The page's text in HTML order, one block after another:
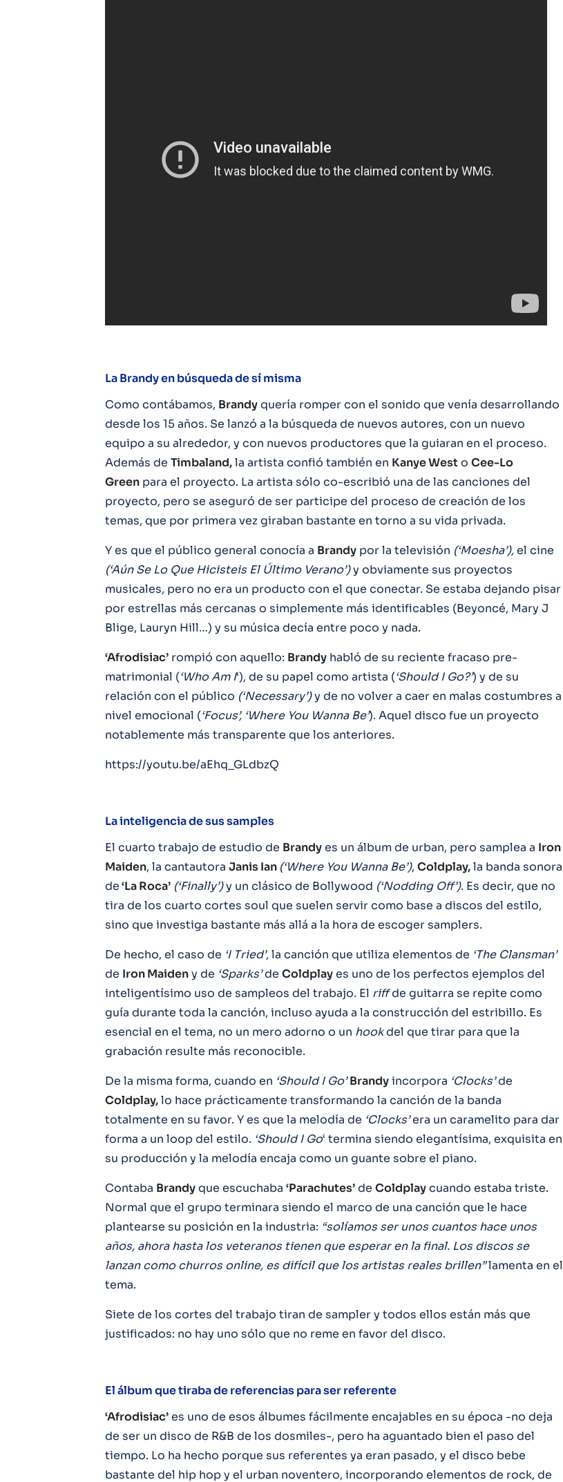
La Brandy en búsqueda de sí misma
Como contábamos, Brandyquería romper con el sonido que venía desarrollando
desde los 15 años. Se lanzó a la búsqueda de nuevos autores, con un nuevo
equipo a su alrededor, y con nuevos productores que la guiaran en el proceso.
Además de Timbaland,la artista confió también en Kanye Westo Cee-Lo
Green para el proyecto. La artista sólo co-escribió una de las canciones del
proyecto, pero se aseguró de ser participe del proceso de creación de los
temas, que por primera vez giraban bastante en torno a su vida privada.
Y es que el público general conocía a Brandy por la televisión (‘Moesha’),el cine
(‘Aún Se Lo Que Hicisteis El Último Verano’)y obviamente sus proyectos
musicales, pero no era un producto con el que conectar. Se estaba dejando pisar
por estrellas más cercanas o simplemente más identificables (Beyoncé, Mary J
Blige, Lauryn Hill…) y su música decía entre poco y nada.
‘Afrodisiac’ rompió con aquello: Brandy habló de su reciente fracaso pre-
matrimonial (‘Who Am I‘), de su papel como artista (‘Should I Go?’) y de su
relación con el público (‘Necessary’)y de no volver a caer en malas costumbres a
nivel emocional (‘Focus’, ‘Where You Wanna Be’). Aquel disco fue un proyecto
notablemente más transparente que los anteriores.
https://youtu.be/aEhq_GLdbzQ
La inteligencia de sus samples
El cuarto trabajo de estudio de Brandyes un álbum de urban, pero samplea a Iron
Maiden, la cantautora Janis Ian (‘Where You Wanna Be’), Coldplay,la banda sonora
de‘La Roca’ (‘Finally’)y un clásico de Bollywood (‘Nodding Off’). Es decir, que no
tira de los cuarto cortes soul que suelen servir como base a discos del estilo,
sino que investiga bastante más allá a la hora de escoger samplers.
De hecho, el caso de ‘I Tried’, la canción que utiliza elementos de ‘The Clansman’
de Iron Maideny de ‘Sparks’de Coldplayes uno de los perfectos ejemplos del
inteligentísimo uso de sampleos del trabajo. El riffde guitarra se repite como
guía durante toda la canción, incluso ayuda a la construcción del estribillo. Es
esencial en el tema, no un mero adorno o un hookdel que tirar para que la
grabación resulte más reconocible.
De la misma forma, cuando en ‘Should I Go’ Brandyincorpora ‘Clocks’de
Coldplay,lo hace prácticamente transformando la canción de la banda
totalmente en su favor. Y es que la melodía de ‘Clocks’era un caramelito para dar
forma a un loop del estilo. ‘Should I Go‘ termina siendo elegantísima, exquisita en
su producción y la melodía encaja como un guante sobre el piano.
Contaba Brandyque escuchaba ‘Parachutes’de Coldplaycuando estaba triste.
Normal que el grupo terminara siendo el marco de una canción que le hace
plantearse su posición en la industria: “solíamos ser unos cuantos hace unos
años, ahora hasta los veteranos tienen que esperar en la final. Los discos se
lanzan como churros online, es difícil que los artistas reales brillen”lamenta en el
tema.
Siete de los cortes del trabajo tiran de sampler y todos ellos están más que
justificados: no hay uno sólo que no reme en favor del disco.
El álbum que tiraba de referencias para ser referente
‘Afrodisiac’es uno de esos álbumes fácilmente encajables en su época -no deja
de ser un disco de R&B de los dosmiles-, pero ha aguantado bien el paso del
tiempo. Lo ha hecho porque sus referentes ya eran pasado, y el disco bebe
bastante del hip hop y el urban noventero, incorporando elementos de rock, de